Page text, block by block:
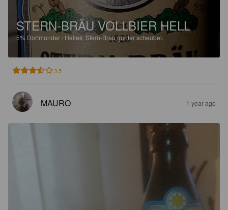
STERN-BRÄU VOLLBIER HELL
5%Dortmunder / Helles.Stern-Bräu gunter scheubel.
3.5
MAURO 1 year ago